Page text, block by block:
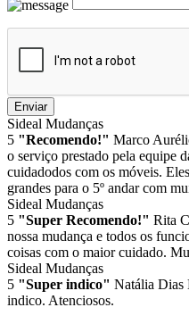
Enviar
Sideal Mudanças
5 "Recomendo!" Marco
o serviço prestado pela equipe
cuidadodos com os móveis.
grandes para o 5º andar com
Sideal Mudanças
5 "Super Recomendo!" Rita
nossa mudança e todos os
coisas com o maior cuidado.
Sideal Mudanças
5 "Super indico" Natália Dias
indico. Atenciosos.